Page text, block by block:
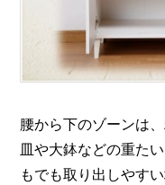
腰から下のゾーンは
皿や大鉢などの重た
もでも取り出しやす